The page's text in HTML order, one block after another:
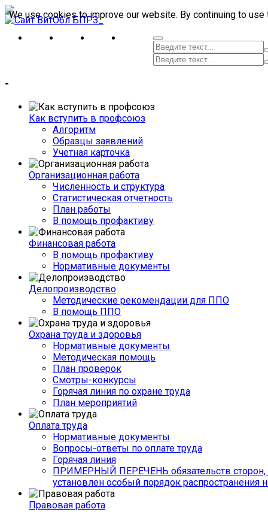
-
Как вступить в профсоюз
Алгоритм
Образцы заявлений
Учетная карточка
Организационная работа
Численность и структура
Статистическая отчетность
План работы
В помощь профактиву
Финансовая работа
В помощь профактиву
Нормативные документы
Делопроизводство
Методические рекомендации для ППО
В помощь ППО
Охрана труда и здоровья
Нормативные документы
Методическая помощь
План проверок
Смотры-конкурсы
Горячая линия по охране труда
План мероприятий
Оплата труда
Нормативные документы
Вопросы-ответы по оплате труда
Горячая линия
ПРИМЕРНЫЙ ПЕРЕЧЕНЬ обязательств
установлен особый порядок распространения
Правовая работа
We use cookies to improve our website. By continuing to